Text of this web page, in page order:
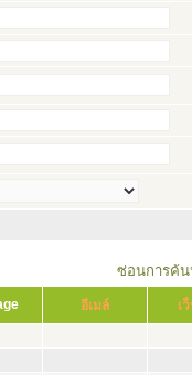
ซ่อนการค้
อีเมล์ เ